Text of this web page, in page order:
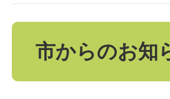
市からのお知